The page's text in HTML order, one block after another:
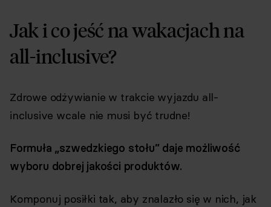
Jak i co jeść na wakacjach na
all-inclusive?
Zdrowe odżywianie w trakcie wyjazdu all-
inclusive wcale nie musi być trudne!
Formuła „szwedzkiego stołu” daje możliwość
wyboru dobrej jakości produktów.
Komponuj posiłki tak, aby znalazło się w nich, jak